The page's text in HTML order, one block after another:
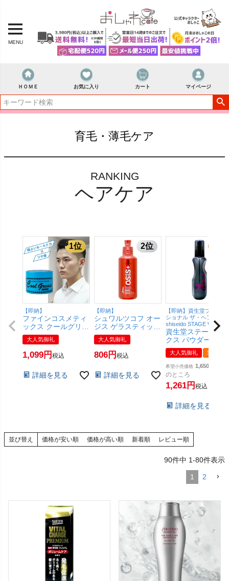
MENU
ＨＯＭＥ お気に入り カート マイページ
育毛・薄毛ケア
RANKING
ヘアケア
【即納】
ファインコスメティ
ックス クールグリー
スG 210g【ワック
ス/スタイリング剤/
阪本高生堂】
【SBT】 (6012934)
大人気御礼
1,099 税込
詳細を見る
【即納】
シュワルツコフ オー
ジス ゲラスティック
146g セット力 メタ
ルジェル
【Schwarzkopf】
【SBT】 (6059655)
大人気御礼
806 税込
詳細を見る
【即納】資生堂プロフェ
ショナル ザ・ヘアケア
shiseido STAGE WORKS
資生堂ステージワ
クス パウダーシェ
ク 150ml【SBT】
(6017286)
大人気御礼 SALE
希望小売価格 1,650
のところ
1,261 税込
詳細を見る
並び替え 価格が安い順 価格が高い順 新着順 レビュー順
90件中 1-80件表示
1 2